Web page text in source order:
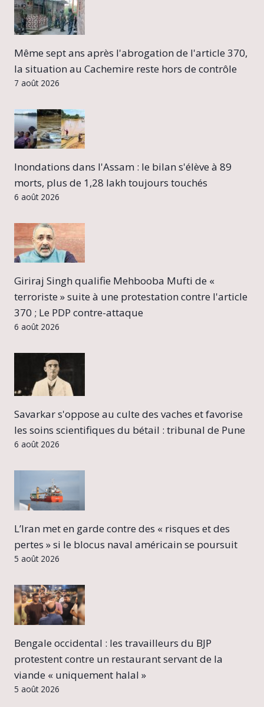
Même sept ans après l'abrogation de l'article 370,
la situation au Cachemire reste hors de contrôle
7 août 2026
Inondations dans l'Assam : le bilan s'élève à 89
morts, plus de 1,28 lakh toujours touchés
6 août 2026
Giriraj Singh qualifie Mehbooba Mufti de «
terroriste » suite à une protestation contre l'article
370 ; Le PDP contre-attaque
6 août 2026
Savarkar s'oppose au culte des vaches et favorise
les soins scientifiques du bétail : tribunal de Pune
6 août 2026
L’Iran met en garde contre des « risques et des
pertes » si le blocus naval américain se poursuit
5 août 2026
Bengale occidental : les travailleurs du BJP
protestent contre un restaurant servant de la
viande « uniquement halal »
5 août 2026